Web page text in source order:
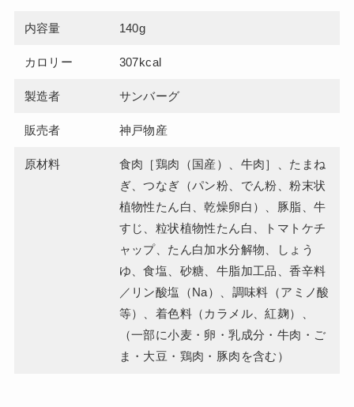
内容量 140g
カロリー 307kcal
製造者 サンバーグ
販売者 神戸物産
原材料
食肉［鶏肉（国産）、牛肉］、たまね
ぎ、つなぎ（パン粉、でん粉、粉末状
植物性たん白、乾燥卵白）、豚脂、牛
すじ、粒状植物性たん白、トマトケチ
ャップ、たん白加水分解物、しょう
ゆ、食塩、砂糖、牛脂加工品、香辛料
／リン酸塩（Na）、調味料（アミノ酸
等）、着色料（カラメル、紅麹）、
（一部に小麦・卵・乳成分・牛肉・ご
ま・大豆・鶏肉・豚肉を含む）